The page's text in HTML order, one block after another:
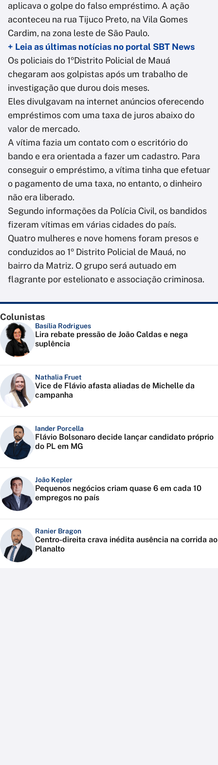
aplicava o golpe do falso empréstimo. A ação
aconteceu na rua Tijuco Preto, na Vila Gomes
Cardim, na zona leste de São Paulo.
+ Leia as últimas notícias no portal SBT News
Os policiais do 1ºDistrito Policial de Mauá
chegaram aos golpistas após um trabalho de
investigação que durou dois meses.
Eles divulgavam na internet anúncios oferecendo
empréstimos com uma taxa de juros abaixo do
valor de mercado.
A vítima fazia um contato com o escritório do
bando e era orientada a fazer um cadastro. Para
conseguir o empréstimo, a vítima tinha que efetuar
o pagamento de uma taxa, no entanto, o dinheiro
não era liberado.
Segundo informações da Polícia Civil, os bandidos
fizeram vítimas em várias cidades do país.
Quatro mulheres e nove homens foram presos e
conduzidos ao 1º Distrito Policial de Mauá, no
bairro da Matriz. O grupo será autuado em
flagrante por estelionato e associação criminosa.
Colunistas
Basília Rodrigues
Lira rebate pressão de João Caldas e nega
suplência
Nathalia Fruet
Vice de Flávio afasta aliadas de Michelle da
campanha
Iander Porcella
Flávio Bolsonaro decide lançar candidato próprio
do PL em MG
João Kepler
Pequenos negócios criam quase 6 em cada 10
empregos no país
Ranier Bragon
Centro-direita crava inédita ausência na corrida ao
Planalto